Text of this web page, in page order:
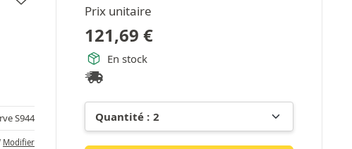
Prix unitaire
121,69 €
En stock
S944
Modifier